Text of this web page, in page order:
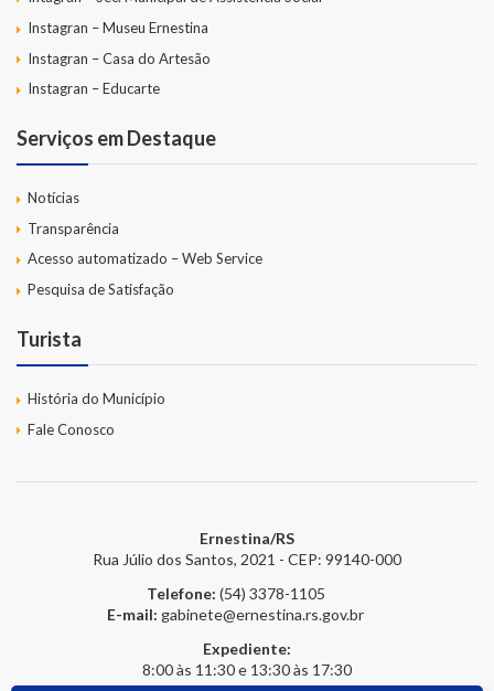
Instagran – Museu Ernestina
Instagran – Casa do Artesão
Instagran – Educarte
Serviços em Destaque
Notícias
Transparência
Acesso automatizado – Web Service
Pesquisa de Satisfação
Turista
História do Município
Fale Conosco
Ernestina/RS
Rua Júlio dos Santos, 2021 - CEP: 99140-000
Telefone: (54) 3378-1105
E-mail: gabinete@ernestina.rs.gov.br
Expediente:
8:00 às 11:30 e 13:30 às 17:30